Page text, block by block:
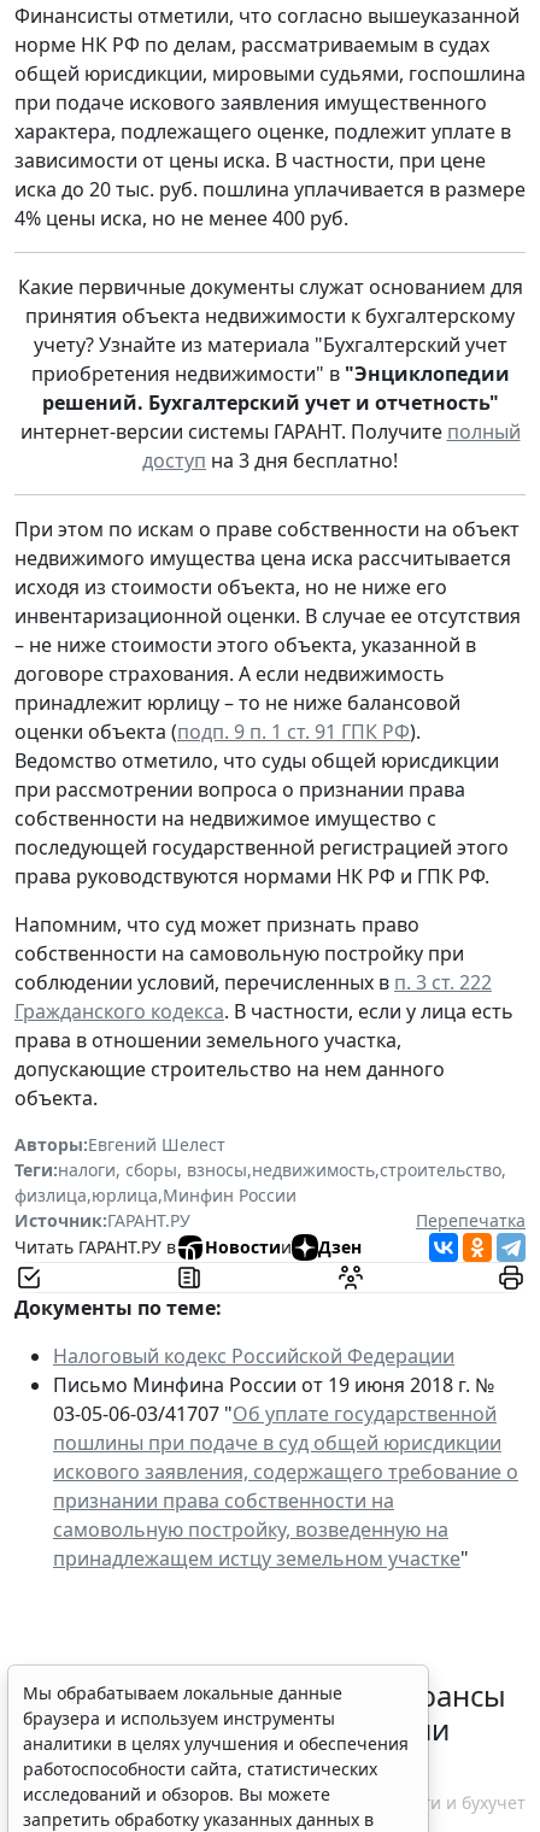
Финансисты отметили, что согласно вышеуказанной
норме НК РФ по делам, рассматриваемым в судах
общей юрисдикции, мировыми судьями, госпошлина
при подаче искового заявления имущественного
характера, подлежащего оценке, подлежит уплате в
зависимости от цены иска. В частности, при цене
иска до 20 тыс. руб. пошлина уплачивается в размере
4% цены иска, но не менее 400 руб.
Какие первичные документы служат основанием для
принятия объекта недвижимости к бухгалтерскому
учету? Узнайте из материала "Бухгалтерский учет
приобретения недвижимости" в "Энциклопедии
решений. Бухгалтерский учет и отчетность"
интернет-версии системы ГАРАНТ. Получите полный
доступ на 3 дня бесплатно!
При этом по искам о праве собственности на объект
недвижимого имущества цена иска рассчитывается
исходя из стоимости объекта, но не ниже его
инвентаризационной оценки. В случае ее отсутствия
– не ниже стоимости этого объекта, указанной в
договоре страхования. А если недвижимость
принадлежит юрлицу – то не ниже балансовой
оценки объекта (подп. 9 п. 1 ст. 91 ГПК РФ).
Ведомство отметило, что суды общей юрисдикции
при рассмотрении вопроса о признании права
собственности на недвижимое имущество с
последующей государственной регистрацией этого
права руководствуются нормами НК РФ и ГПК РФ.
Напомним, что суд может признать право
собственности на самовольную постройку при
соблюдении условий, перечисленных в п. 3 ст. 222
Гражданского кодекса. В частности, если у лица есть
права в отношении земельного участка,
допускающие строительство на нем данного
объекта.
Авторы:Евгений Шелест
Теги:налоги, сборы, взносы,недвижимость,строительство,
физлица,юрлица,Минфин России
Источник:ГАРАНТ.РУ
Перепечатка
Читать ГАРАНТ.РУ в
Новостии Дзен
Документы по теме:
Налоговый кодекс Российской Федерации
Письмо Минфина России от 19 июня 2018 г. №
03-05-06-03/41707 "Об уплате государственной
пошлины при подаче в суд общей юрисдикции
искового заявления, содержащего требование о
признании права собственности на
самовольную постройку, возведенную на
принадлежащем истцу земельном участке"
Резидентам РФ указали на нюансы
информирования об открытии
счетов за границей
6 августа 2026 18:27 Налоги и бухучет
Мы обрабатываем локальные данные
браузера и используем инструменты
аналитики в целях улучшения и обеспечения
работоспособности сайта, статистических
исследований и обзоров. Вы можете
запретить обработку указанных данных в